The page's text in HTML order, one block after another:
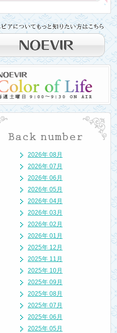
2026年 08月
2026年 07月
2026年 06月
2026年 05月
2026年 04月
2026年 03月
2026年 02月
2026年 01月
2025年 12月
2025年 11月
2025年 10月
2025年 09月
2025年 08月
2025年 07月
2025年 06月
2025年 05月